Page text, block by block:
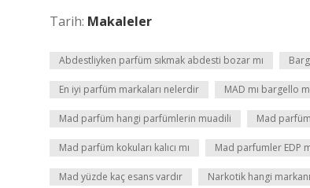
Tarih: Makaleler
Abdestliyken parfüm sıkmak abdesti bozar mı
En iyi parfüm markaları nelerdir MAD mı bargello
Mad parfüm hangi parfümlerin muadili Mad
Mad parfüm kokuları kalıcı mı Mad parfumler EDP
Mad yüzde kaç esans vardır Narkotik hangi